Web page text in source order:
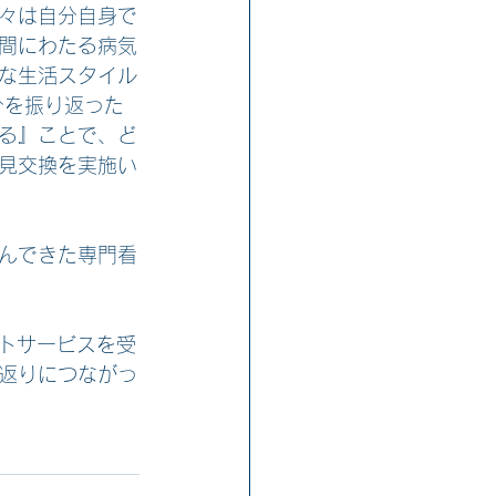
は自分自身で
にわたる病気
生活スタイル
振り返った
』ことで、ど
交換を実施い
できた専門看
サービスを受
りにつながっ